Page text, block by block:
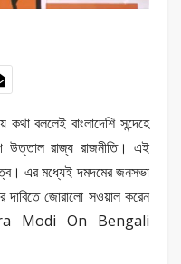
কথা বললেই বাংলাদেশি সন্দেহে
উত্তাল রাজ্য রাজনীতি। এই
এর মধ্যেই দমদমের জনসভা
দাবিতে জোরালো সওয়াল করেন
Modi On Bengali